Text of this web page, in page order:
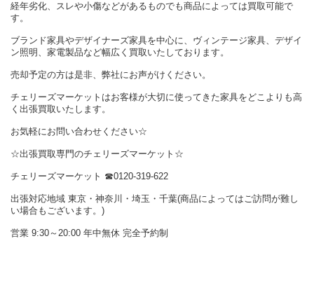
経年劣化、スレや小傷などがあるものでも商品によっては買取可能で
す。
ブランド家具やデザイナーズ家具を中心に、ヴィンテージ家具、デザイ
ン照明、家電製品など幅広く買取いたしております。
売却予定の方は是非、弊社にお声がけください。
チェリーズマーケットはお客様が大切に使ってきた家具をどこよりも高
く出張買取いたします。
お気軽にお問い合わせください☆
☆出張買取専門のチェリーズマーケット☆
チェリーズマーケット ☎︎0120-319-622
出張対応地域 東京・神奈川・埼玉・千葉(商品によってはご訪問が難し
い場合もございます。)
営業 9:30～20:00 年中無休 完全予約制